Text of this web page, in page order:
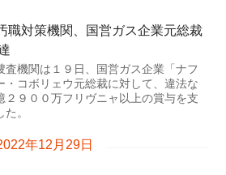
職対策機関、国営ガス企業元総裁
査機関は１９日、国営ガス企業「ナフ
・コボリェウ元総裁に対して、違法な
２９００万フリヴニャ以上の賞与を支
。
年12月29日